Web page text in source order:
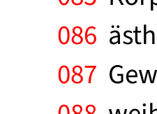
086
087